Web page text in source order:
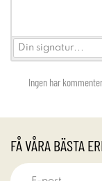
Ingen har
FÅ VÅRA BÄSTA